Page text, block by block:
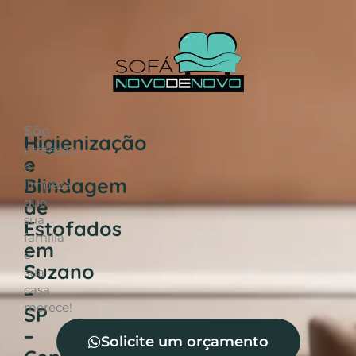
São
Paulo
Higienização
e
Blindagem
de
Estofados
em
Suzano
–
SP
–
A
proteção
e
limpeza
que
sua
família
e
sua
casa
merece!
Solicite um orçamento